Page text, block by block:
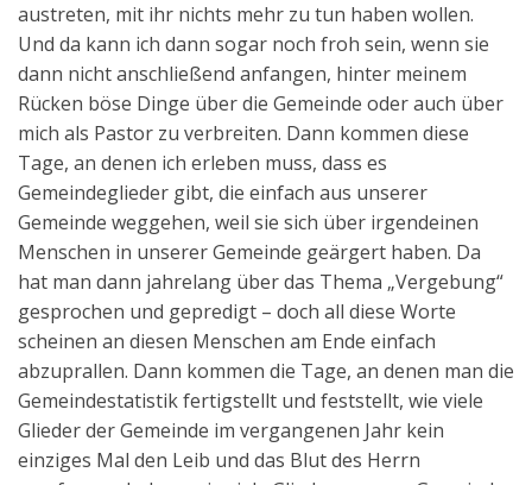
austreten, mit ihr nichts mehr zu tun haben wollen.
Und da kann ich dann sogar noch froh sein, wenn sie
dann nicht anschließend anfangen, hinter meinem
Rücken böse Dinge über die Gemeinde oder auch über
mich als Pastor zu verbreiten. Dann kommen diese
Tage, an denen ich erleben muss, dass es
Gemeindeglieder gibt, die einfach aus unserer
Gemeinde weggehen, weil sie sich über irgendeinen
Menschen in unserer Gemeinde geärgert haben. Da
hat man dann jahrelang über das Thema „Vergebung“
gesprochen und gepredigt – doch all diese Worte
scheinen an diesen Menschen am Ende einfach
abzuprallen. Dann kommen die Tage, an denen man die
Gemeindestatistik fertigstellt und feststellt, wie viele
Glieder der Gemeinde im vergangenen Jahr kein
einziges Mal den Leib und das Blut des Herrn